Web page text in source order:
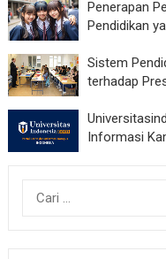
Penerapan
Pendidikan
Sistem
terhadap
Informasi
Cari